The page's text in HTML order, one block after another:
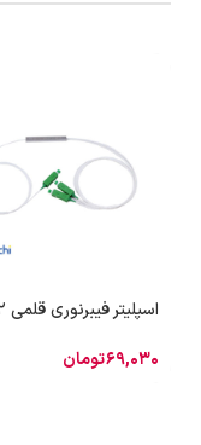
اسپلیتر فیبرنوری قلمی 1:2
69,030تومان